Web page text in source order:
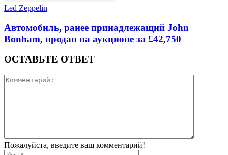
Led Zeppelin
Автомобиль, ранее принадлежащий John
Bonham, продан на аукционе за £42,750
ОСТАВЬТЕ ОТВЕТ
Пожалуйста, введите ваш комментарий!